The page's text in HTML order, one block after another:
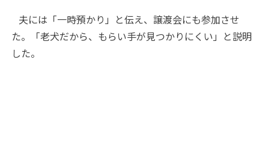
夫には「一時預かり」と伝え、譲渡会にも参加させ
た。「老犬だから、もらい手が見つかりにくい」と説明
した。